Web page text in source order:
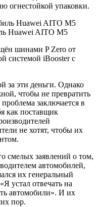
огнестойкой упаковки.
Huawei AITO M5
шинами P Zero от
системой iBooster с
за эти деньги. Однако
чтобы не превратить
заключается в
как поставщик
не хотят, чтобы их
смелых заявлений о том,
автомобилей,
их генеральный
устал отвечать на
автомобили». И их
пор.